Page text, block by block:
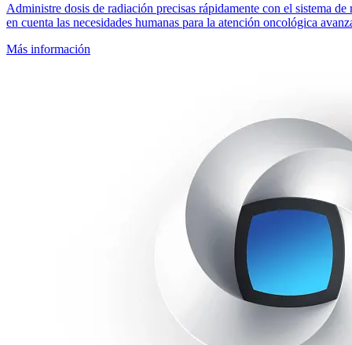
Administre dosis de radiación precisas rápidamente con el sistema
en cuenta las necesidades humanas para la atención oncológica
Más información